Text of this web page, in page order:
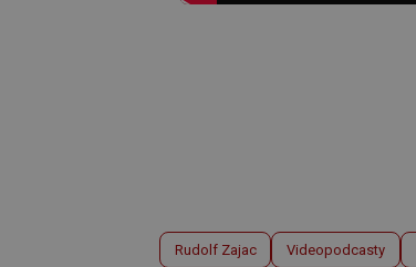
Rudolf Zajac Videopodcasty